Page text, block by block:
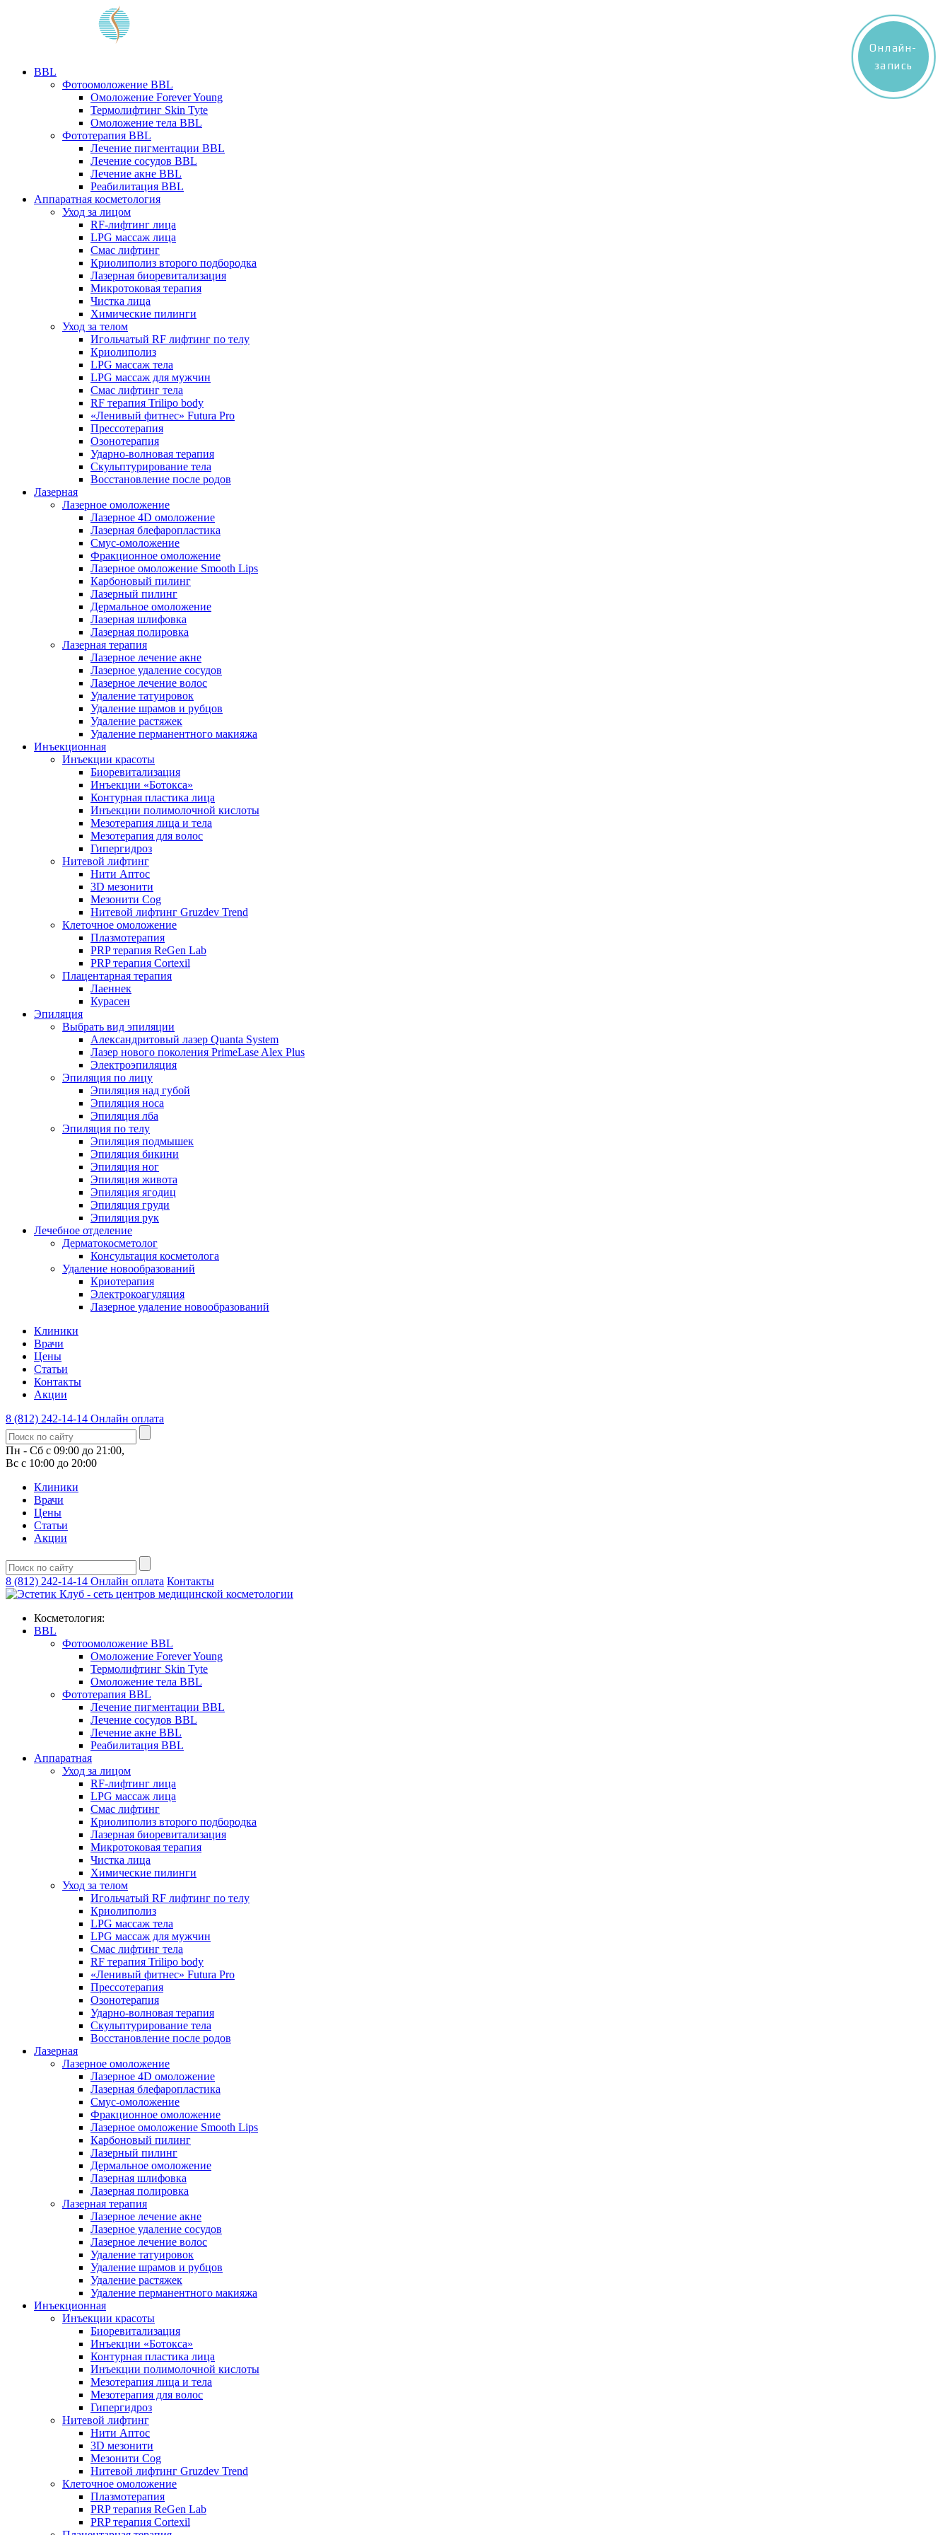
BBL
Фотоомоложение BBL
Омоложение Forever Young
Термолифтинг Skin Tyte
Омоложение тела BBL
Фототерапия BBL
Лечение пигментации BBL
Лечение сосудов BBL
Лечение акне BBL
Реабилитация BBL
Аппаратная косметология
Уход за лицом
RF-лифтинг лица
LPG массаж лица
Смас лифтинг
Криолиполиз второго подбородка
Лазерная биоревитализация
Микротоковая терапия
Чистка лица
Химические пилинги
Уход за телом
Игольчатый RF лифтинг по телу
Криолиполиз
LPG массаж тела
LPG массаж для мужчин
Смас лифтинг тела
RF терапия Trilipo body
«Ленивый фитнес» Futura Pro
Прессотерапия
Озонотерапия
Ударно-волновая терапия
Скульптурирование тела
Восстановление после родов
Лазерная
Лазерное омоложение
Лазерное 4D омоложение
Лазерная блефаропластика
Смус-омоложение
Фракционное омоложение
Лазерное омоложение Smooth Lips
Карбоновый пилинг
Лазерный пилинг
Дермальное омоложение
Лазерная шлифовка
Лазерная полировка
Лазерная терапия
Лазерное лечение акне
Лазерное удаление сосудов
Лазерное лечение волос
Удаление татуировок
Удаление шрамов и рубцов
Удаление растяжек
Удаление перманентного макияжа
Инъекционная
Инъекции красоты
Биоревитализация
Инъекции «Ботокса»
Контурная пластика лица
Инъекции полимолочной кислоты
Мезотерапия лица и тела
Мезотерапия для волос
Гипергидроз
Нитевой лифтинг
Нити Аптос
3D мезонити
Мезонити Cog
Нитевой лифтинг Gruzdev Trend
Клеточное омоложение
Плазмотерапия
PRP терапия ReGen Lab
PRP терапия Cortexil
Плацентарная терапия
Лаеннек
Курасен
Эпиляция
Выбрать вид эпиляции
Александритовый лазер Quanta System
Лазер нового поколения PrimeLase Alex Plus
Электроэпиляция
Эпиляция по лицу
Эпиляция над губой
Эпиляция носа
Эпиляция лба
Эпиляция по телу
Эпиляция подмышек
Эпиляция бикини
Эпиляция ног
Эпиляция живота
Эпиляция ягодиц
Эпиляция груди
Эпиляция рук
Лечебное отделение
Дерматокосметолог
Консультация косметолога
Удаление новообразований
Криотерапия
Электрокоагуляция
Лазерное удаление новообразований
Клиники
Врачи
Цены
Статьи
Контакты
Акции
8 (812) 242-14-14 Онлайн оплата
Пн - Сб с 09:00 до 21:00,
Вс с 10:00 до 20:00
Клиники
Врачи
Цены
Статьи
Акции
8 (812) 242-14-14 Онлайн оплата Контакты
Косметология:
BBL
Фотоомоложение BBL
Омоложение Forever Young
Термолифтинг Skin Tyte
Омоложение тела BBL
Фототерапия BBL
Лечение пигментации BBL
Лечение сосудов BBL
Лечение акне BBL
Реабилитация BBL
Аппаратная
Уход за лицом
RF-лифтинг лица
LPG массаж лица
Смас лифтинг
Криолиполиз второго подбородка
Лазерная биоревитализация
Микротоковая терапия
Чистка лица
Химические пилинги
Уход за телом
Игольчатый RF лифтинг по телу
Криолиполиз
LPG массаж тела
LPG массаж для мужчин
Смас лифтинг тела
RF терапия Trilipo body
«Ленивый фитнес» Futura Pro
Прессотерапия
Озонотерапия
Ударно-волновая терапия
Скульптурирование тела
Восстановление после родов
Лазерная
Лазерное омоложение
Лазерное 4D омоложение
Лазерная блефаропластика
Смус-омоложение
Фракционное омоложение
Лазерное омоложение Smooth Lips
Карбоновый пилинг
Лазерный пилинг
Дермальное омоложение
Лазерная шлифовка
Лазерная полировка
Лазерная терапия
Лазерное лечение акне
Лазерное удаление сосудов
Лазерное лечение волос
Удаление татуировок
Удаление шрамов и рубцов
Удаление растяжек
Удаление перманентного макияжа
Инъекционная
Инъекции красоты
Биоревитализация
Инъекции «Ботокса»
Контурная пластика лица
Инъекции полимолочной кислоты
Мезотерапия лица и тела
Мезотерапия для волос
Гипергидроз
Нитевой лифтинг
Нити Аптос
3D мезонити
Мезонити Cog
Нитевой лифтинг Gruzdev Trend
Клеточное омоложение
Плазмотерапия
PRP терапия ReGen Lab
PRP терапия Cortexil
Онлайн-
запись